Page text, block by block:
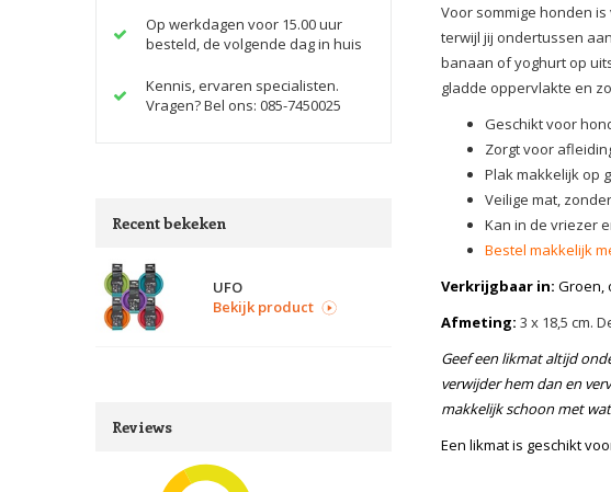
Op werkdagen voor 15.00 uur
besteld, de volgende dag in huis
Kennis, ervaren specialisten.
Vragen? Bel ons: 085-7450025
Recent bekeken
UFO
Bekijk product
Reviews
Voor sommige honden
terwijl jij ondertussen
banaan of yoghurt op
gladde oppervlakte en
Geschikt voor
Zorgt voor
Plak makkelijk op
Veilige mat,
Kan in de vriezer
Bestel makkelijk
Verkrijgbaar in: Groen,
Afmeting: 3 x 18,5 cm.
Geef een likmat altijd
verwijder hem dan en
makkelijk schoon met
Een likmat is geschikt